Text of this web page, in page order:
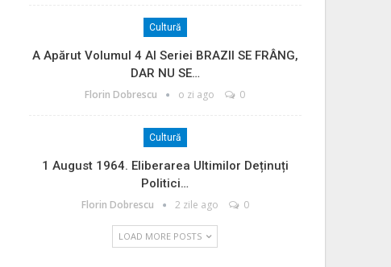
Cultură
A Apărut Volumul 4 Al Seriei BRAZII SE FRÂNG,
DAR NU SE…
Florin Dobrescu o zi ago 0
Cultură
1 August 1964. Eliberarea Ultimilor Deținuți
Politici…
Florin Dobrescu 2 zile ago 0
LOAD MORE POSTS